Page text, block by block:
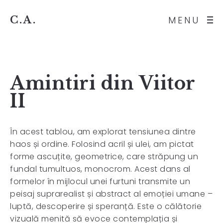
MENU
C.A.
Amintiri din Viitor
II
În acest tablou, am explorat tensiunea dintre
haos și ordine. Folosind acril și ulei, am pictat
forme ascuțite, geometrice, care străpung un
fundal tumultuos, monocrom. Acest dans al
formelor în mijlocul unei furtuni transmite un
peisaj suprarealist și abstract al emoției umane –
luptă, descoperire și speranță. Este o călătorie
vizuală menită să evoce contemplația și